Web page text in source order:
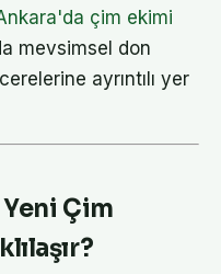
çim ekimi
mevsimsel don
ayrıntılı yer
Çim